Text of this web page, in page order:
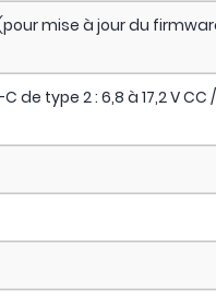
mise à jour du
de type 2 : 6,8 à 17,2 V CC